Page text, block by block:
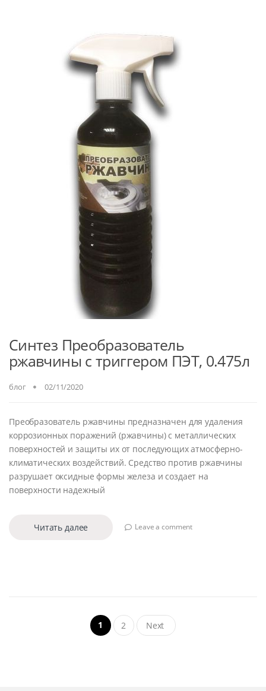
Синтез Преобразователь
ржавчины с триггером ПЭТ, 0.475л
блог 02/11/2020
Преобразователь ржавчины предназначен для удаления
коррозионных поражений (ржавчины) с металлических
поверхностей и защиты их от последующих атмосферно-
климатических воздействий. Средство против ржавчины
разрушает оксидные формы железа и создает на
поверхности надежный
Читать далее Leave a comment
Навигация
1 2 Next